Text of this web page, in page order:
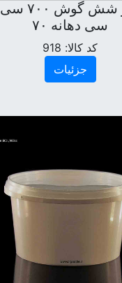
جار شش گوش ۷۰۰ سی
سی دهانه ۷۰
کد کالا: 918
جزئیات